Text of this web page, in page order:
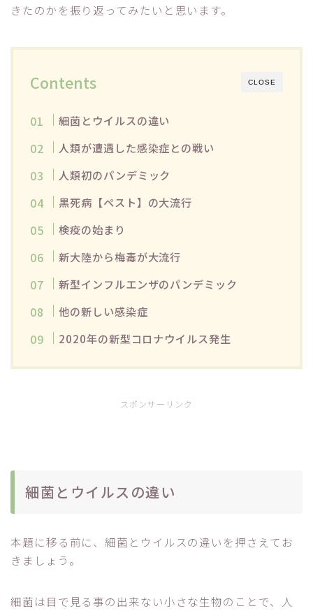
きたのかを振り返ってみたいと思います。
CLOSE
Contents
細菌とウイルスの違い
人類が遭遇した感染症との戦い
人類初のパンデミック
黒死病【ペスト】の大流行
検疫の始まり
新大陸から梅毒が大流行
新型インフルエンザのパンデミック
他の新しい感染症
2020年の新型コロナウイルス発生
スポンサーリンク
細菌とウイルスの違い
本題に移る前に、細菌とウイルスの違いを押さえてお
きましょう。
細菌は目で見る事の出来ない小さな生物のことで、人